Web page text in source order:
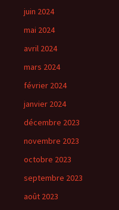
juin 2024
mai 2024
avril 2024
mars 2024
février 2024
janvier 2024
décembre 2023
novembre 2023
octobre 2023
septembre 2023
août 2023